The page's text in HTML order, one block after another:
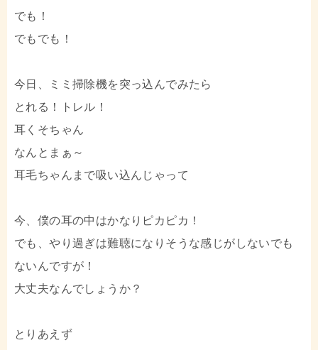
でも！
でもでも！
今日、ミミ掃除機を突っ込んでみたら
とれる！トレル！
耳くそちゃん
なんとまぁ～
耳毛ちゃんまで吸い込んじゃって
今、僕の耳の中はかなりピカピカ！
でも、やり過ぎは難聴になりそうな感じがしないでも
ないんですが！
大丈夫なんでしょうか？
とりあえず